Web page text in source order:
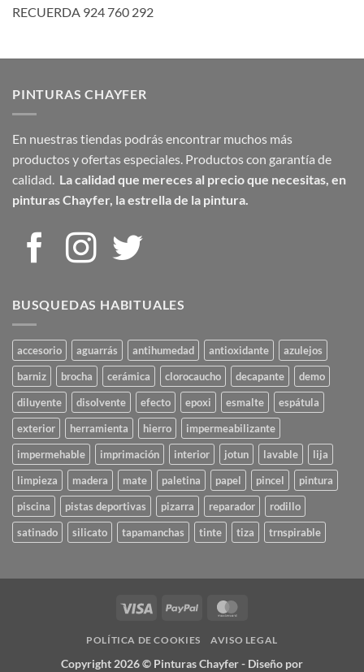
RECUERDA 924 760 292
PINTURAS CHAYFER
En nuestras tiendas podrás encontrar muchos más
productos y ofertas especiales. Productos con garantía de
calidad. La calidad que mereces al precio que necesitas, en
pinturas Chayfer, la estrella de la pintura.
BUSQUEDAS HABITUALES
accesorio aguarrás antihumedad antioxidante
azulejos
barniz
brocha cerámica clorocaucho decapante
demo
diluyente
disolvente efecto epoxi esmalte
espátula
exterior
herramienta hierro
impermeabilizante
impermehable
imprimación interior jotun lavable
lija
limpieza
madera mate paletina papel pincel
pintura
piscina
pistas deportivas pizarra reparador
rodillo
satinado
silicato tapamanchas tinte tiza trnspirable
Visa PayPal
POLÍTICA DE COOKIES AVISO LEGAL
Copyright 2026 © Pinturas Chayfer- Diseño por